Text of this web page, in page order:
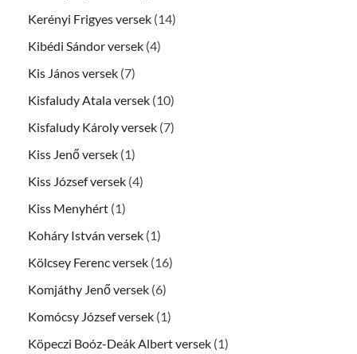
Kerényi Frigyes versek (14)
Kibédi Sándor versek (4)
Kis János versek (7)
Kisfaludy Atala versek (10)
Kisfaludy Károly versek (7)
Kiss Jenő versek (1)
Kiss József versek (4)
Kiss Menyhért (1)
Koháry István versek (1)
Kölcsey Ferenc versek (16)
Komjáthy Jenő versek (6)
Komócsy József versek (1)
Köpeczi Boóz-Deák Albert versek (1)